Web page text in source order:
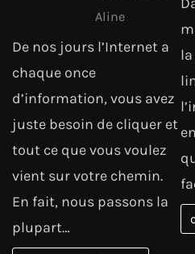
Aline
De nos jours l’Internet a
chaque once
d’information, vous avez
juste besoin de cliquer et
tout ce que vous voulez
vient sur votre chemin.
En fait, nous passons la
plupart…